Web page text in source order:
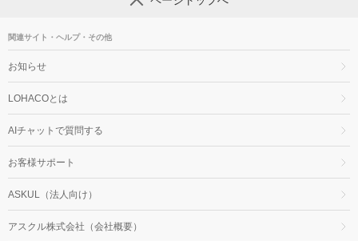
関連サイト・ヘルプ・その他
お知らせ
LOHACOとは
AIチャットで質問する
お客様サポート
ASKUL（法人向け）
アスクル株式会社（会社概要）